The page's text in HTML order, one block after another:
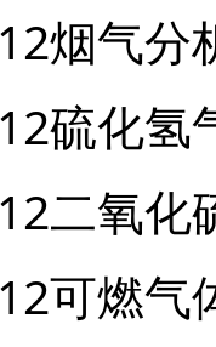
烟气
硫化
二氧
可燃